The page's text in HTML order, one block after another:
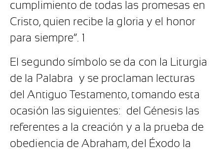
cumplimiento de todas las promesas en
Cristo, quien recibe la gloria y el honor
para siempre”. 1
El segundo símbolo se da con la Liturgia
de la Palabra y se proclaman lecturas
del Antiguo Testamento, tomando esta
ocasión las siguientes: del Génesis las
referentes a la creación y a la prueba de
obediencia de Abraham, del Éxodo la